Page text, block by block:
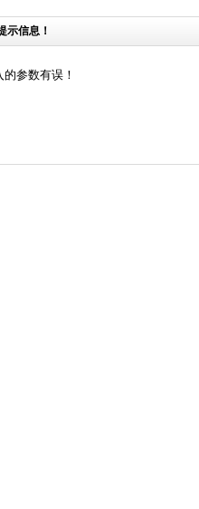
示信息！
参数有误！